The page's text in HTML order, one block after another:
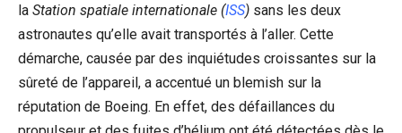
la Station spatiale internationale (ISS) sans les deux
astronautes qu’elle avait transportés à l’aller. Cette
démarche, causée par des inquiétudes croissantes sur la
sûreté de l’appareil, a accentué un blemish sur la
réputation de Boeing. En effet, des défaillances du